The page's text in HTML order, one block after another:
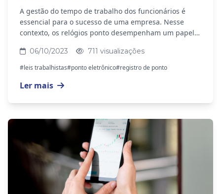
A gestão do tempo de trabalho dos funcionários é
essencial para o sucesso de uma empresa. Nesse
contexto, os relógios ponto desempenham um papel
e... 06/10/2023 711 visualizações
#leis trabalhistas#ponto eletrônico#registro de ponto
Ler mais